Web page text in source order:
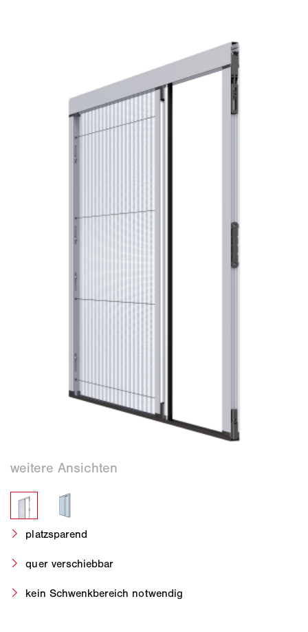
platzsparend
quer verschiebbar
kein Schwenkbereich notwendig